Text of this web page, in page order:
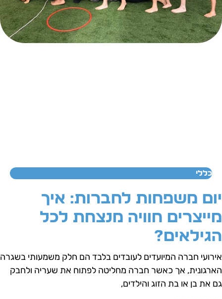
כללי
משפחות לחברות: איך
חוויה מנצחת לכל
חברה המיועדים לעובדים בלבד הם חלק משמעותי בשגרה
אך כאשר חברה מחליטה לפתוח את שעריה ולחבק
את בן או בת הזוג והילדים,